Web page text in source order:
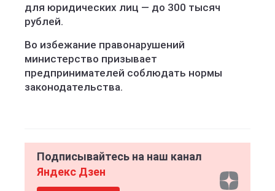
для юридических лиц — до 300 тысяч
рублей.
Во избежание правонарушений
министерство призывает
предпринимателей соблюдать нормы
законодательства.
Подписывайтесь на наш канал
Яндекс Дзен